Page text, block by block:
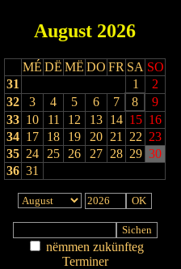
August 2026
MÉ DË MË DO FR SA SO
31
1
2
32
3 4 5 6 7 8
9
33 10 11 12 13 14 15 16
34 17 18 19 20 21 22 23
35 24 25 26 27 28 29 30
36 31
nëmmen zukünfteg
Terminer